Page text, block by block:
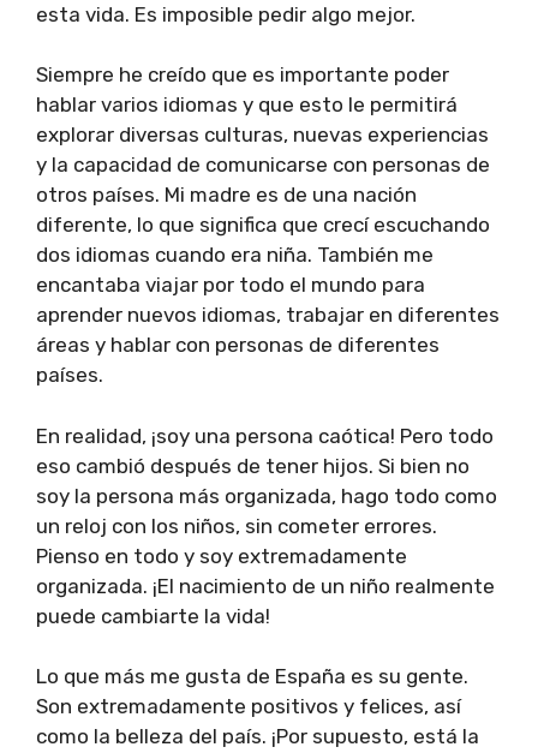
esta vida. Es imposible pedir algo mejor.
Siempre he creído que es importante poder
hablar varios idiomas y que esto le permitirá
explorar diversas culturas, nuevas experiencias
y la capacidad de comunicarse con personas de
otros países. Mi madre es de una nación
diferente, lo que significa que crecí escuchando
dos idiomas cuando era niña. También me
encantaba viajar por todo el mundo para
aprender nuevos idiomas, trabajar en diferentes
áreas y hablar con personas de diferentes
países.
En realidad, ¡soy una persona caótica! Pero todo
eso cambió después de tener hijos. Si bien no
soy la persona más organizada, hago todo como
un reloj con los niños, sin cometer errores.
Pienso en todo y soy extremadamente
organizada. ¡El nacimiento de un niño realmente
puede cambiarte la vida!
Lo que más me gusta de España es su gente.
Son extremadamente positivos y felices, así
como la belleza del país. ¡Por supuesto, está la